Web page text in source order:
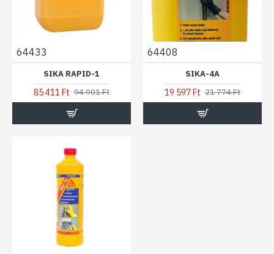
64433
SIKA RAPID-1
85 411 Ft 94 901 Ft
64408
SIKA-4A
19 597 Ft 21 774 Ft